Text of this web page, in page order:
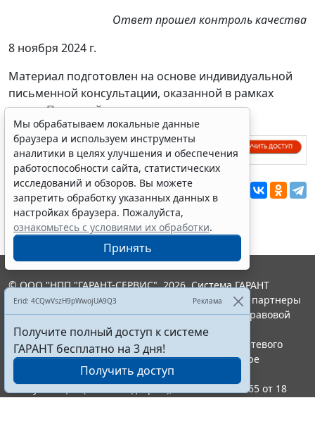
Ответ прошел контроль качества
8 ноября 2024 г.
Материал подготовлен на основе индивидуальной
письменной консультации, оказанной в рамках
услугиПравовой консалтинг.
Перепечатка
Мы обрабатываем локальные данные
браузера и используем инструменты
аналитики в целях улучшения и обеспечения
работоспособности сайта, статистических
исследований и обзоров. Вы можете
запретить обработку указанных данных в
настройках браузера. Пожалуйста,
ознакомьтесь с условиями их обработки.
Принять
Erid: 4CQwVszH9pWwojUA9Q3 Реклама
Получите полный доступ к системе
ГАРАНТ бесплатно на 3 дня!
Получить доступ
© ООО "НПП "ГАРАНТ-СЕРВИС", 2026. Система ГАРАНТ
выпускается с 1990 года. Компания "Гарант" и ее партнеры
являются участниками Российской ассоциации правовой
информации ГАРАНТ.
Портал ГАРАНТ.РУ зарегистрирован в качестве сетевого
издания Федеральной службой по надзору в сфере
связи,информационных технологий и массовых
коммуникаций (Роскомнадзором), Эл № ФС77-58365 от 18